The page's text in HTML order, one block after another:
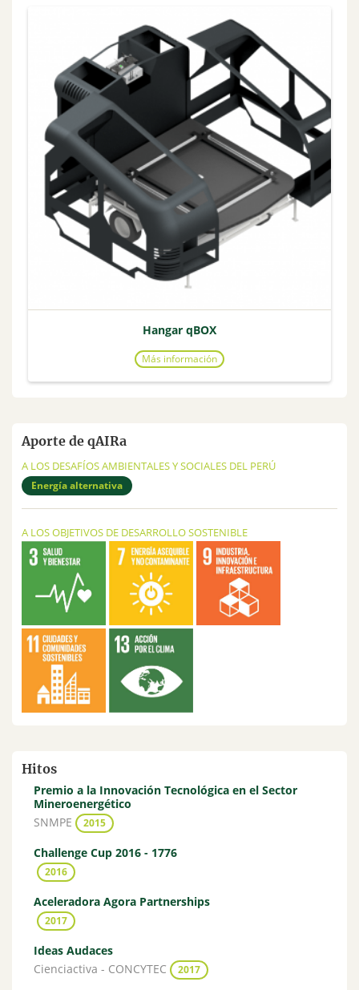
Hangar qBOX
Más información
Aporte de qAIRa
A LOS DESAFÍOS AMBIENTALES Y SOCIALES DEL PERÚ
Energía alternativa
A LOS OBJETIVOS DE DESARROLLO SOSTENIBLE
Hitos
Premio a la Innovación Tecnológica en el Sector
Mineroenergético
SNMPE
2015
Challenge Cup 2016 - 1776
2016
Aceleradora Agora Partnerships
2017
Ideas Audaces
Cienciactiva - CONCYTEC
2017